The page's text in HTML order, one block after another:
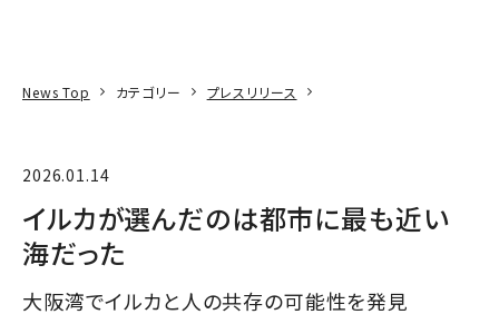
News Top カテゴリー プレスリリース
2026.01.14
イルカが選んだのは都市に最も近い
海だった
大阪湾でイルカと人の共存の可能性を発見